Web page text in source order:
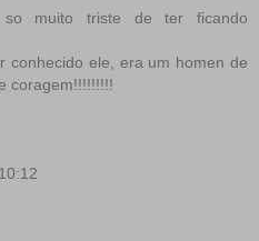
muito triste de ter ficando
conhecido ele, era um homen de
coragem!!!!!!!!!